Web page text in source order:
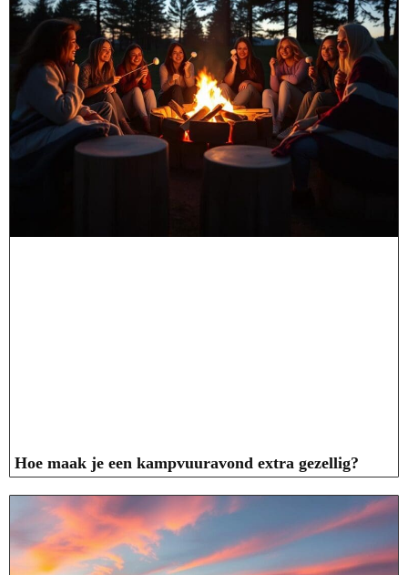
Hoe maak je een kampvuuravond extra gezellig?